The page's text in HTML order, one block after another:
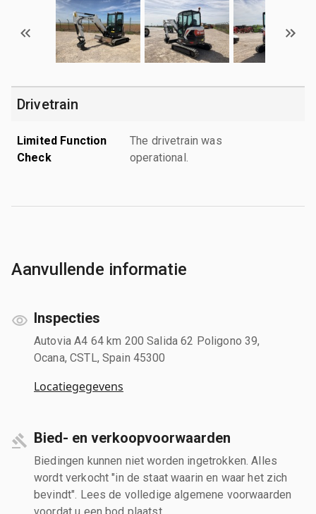
Drivetrain
Limited Function
Check
The drivetrain was
operational.
Aanvullende informatie
Inspecties
Autovia A4 64 km 200 Salida 62 Poligono 39,
Ocana, CSTL, Spain 45300
Locatiegegevens
Bied- en verkoopvoorwaarden
Biedingen kunnen niet worden ingetrokken. Alles
wordt verkocht "in de staat waarin en waar het zich
bevindt". Lees de volledige algemene voorwaarden